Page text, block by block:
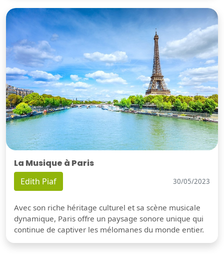
La Musique à Paris
Edith Piaf 30/05/2023
Avec son riche héritage culturel et sa scène musicale
dynamique, Paris offre un paysage sonore unique qui
continue de captiver les mélomanes du monde entier.